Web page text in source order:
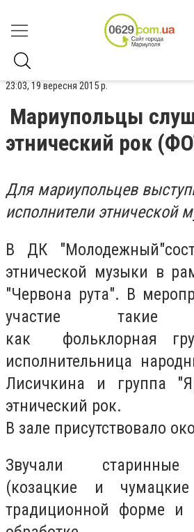
23:03, 19 вересня 2015 р.
Мариупольцы
этнический рок
Для мариупольцев
исполнители этнической
В ДК
этнической музыки в
"Червона рута". В
участие такие
как фольклорная
исполнительница
Лисичкина и группа
этнический рок.
В зале присутствовало
Звучали
(козацкие и
традиционной форме и